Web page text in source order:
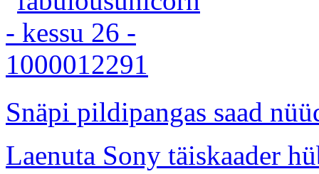
Snäpi pildipangas saad
Laenuta Sony täiskaader